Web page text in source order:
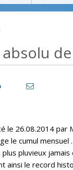
absolu
le 26.08.2014
le cumul
plus pluvieux
ainsi le record